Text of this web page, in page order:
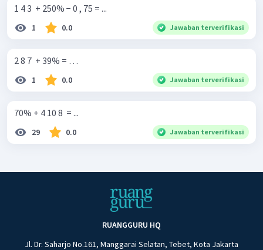
1 4 3 ​ + 250% − 0 , 75 = ...
1 0.0 Jawaban terverifikasi
2 8 7 ​ + 39% = …
1 0.0 Jawaban terverifikasi
70% + 4 10 8 ​ = ...
29 0.0 Jawaban terverifikasi
RUANGGURU HQ
Jl. Dr. Saharjo No.161, Manggarai Selatan, Tebet, Kota Jakarta